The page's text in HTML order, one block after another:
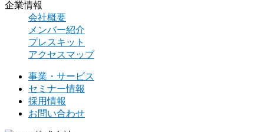
企業情報
会社概要
メンバー紹介
プレスキット
アクセスマップ
事業・サービス
セミナー情報
採用情報
お問い合わせ